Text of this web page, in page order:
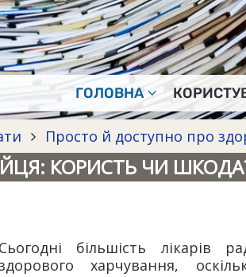
ГОЛОВНА
Просто й доступно про
КОРИСТЬ ЧИ
Сьогодні більшість лікарів
харчування,